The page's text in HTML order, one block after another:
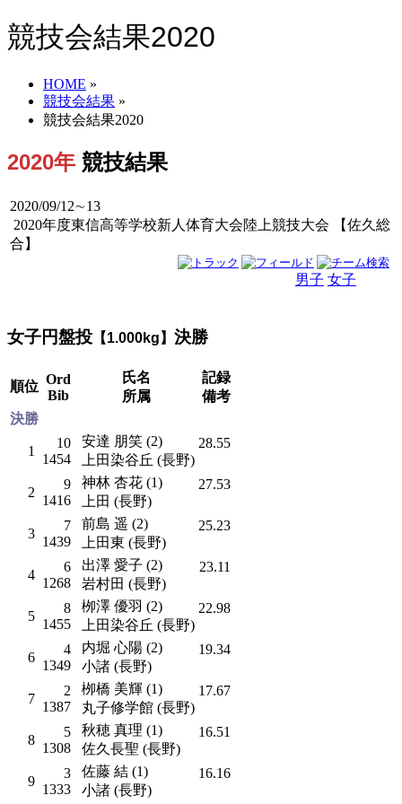
競技会結果2020
HOME »
競技会結果 »
競技会結果2020
2020年 競技結果
2020/09/12∼13
2020年度東信高等学校新人体育大会陸上競技大会 【佐久総
合】
男子 女子
女子円盤投 【1.000kg】 決勝
順位 Ord
Bib
氏名
所属
記録
備考
決勝
1
10
1454
安達 朋笑 (2)
上田染谷丘 (長野)
28.55
2
9
1416
神林 杏花 (1)
上田 (長野)
27.53
3
7
1439
前島 遥 (2)
上田東 (長野)
25.23
4
6
1268
出澤 愛子 (2)
岩村田 (長野)
23.11
5
8
1455
栁澤 優羽 (2)
上田染谷丘 (長野)
22.98
6
4
1349
内堀 心陽 (2)
小諸 (長野)
19.34
7
2
1387
栁橋 美輝 (1)
丸子修学館 (長野)
17.67
8
5
1308
秋穂 真理 (1)
佐久長聖 (長野)
16.51
9
3
1333
佐藤 結 (1)
小諸 (長野)
16.16